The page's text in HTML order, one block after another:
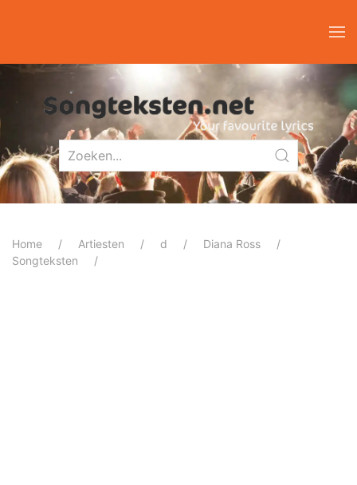
Home Artiesten d
Diana Ross
Songteksten